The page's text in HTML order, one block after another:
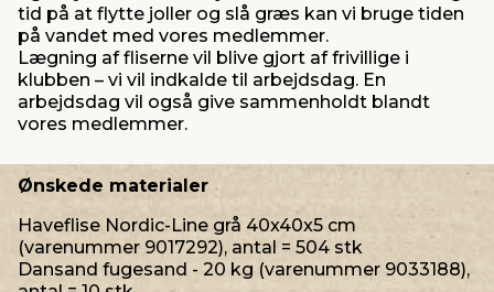
tid på at flytte joller og slå græs kan vi bruge tiden
på vandet med vores medlemmer.
Lægning af fliserne vil blive gjort af frivillige i
klubben – vi vil indkalde til arbejdsdag. En
arbejdsdag vil også give sammenholdt blandt
vores medlemmer.
Ønskede materialer
Haveflise Nordic-Line grå 40x40x5 cm
(varenummer 9017292), antal = 504 stk
Dansand fugesand - 20 kg (varenummer 9033188),